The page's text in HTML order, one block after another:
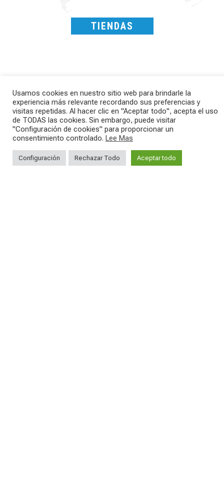
TIENDAS
SAVE THE DATE - #IBF 2026
IBF sta per...
17 1
Kepler R è la gravel pensata per affrontare
lunghe
27
Usamos cookies en nuestro sitio web para brindarle la
experiencia más relevante recordando sus preferencias y
visitas repetidas. Al hacer clic en "Aceptar todo", acepta el uso
de TODAS las cookies. Sin embargo, puede visitar
"Configuración de cookies" para proporcionar un
consentimiento controlado. Lee Mas
Configuración Rechazar Todo Aceptar todo